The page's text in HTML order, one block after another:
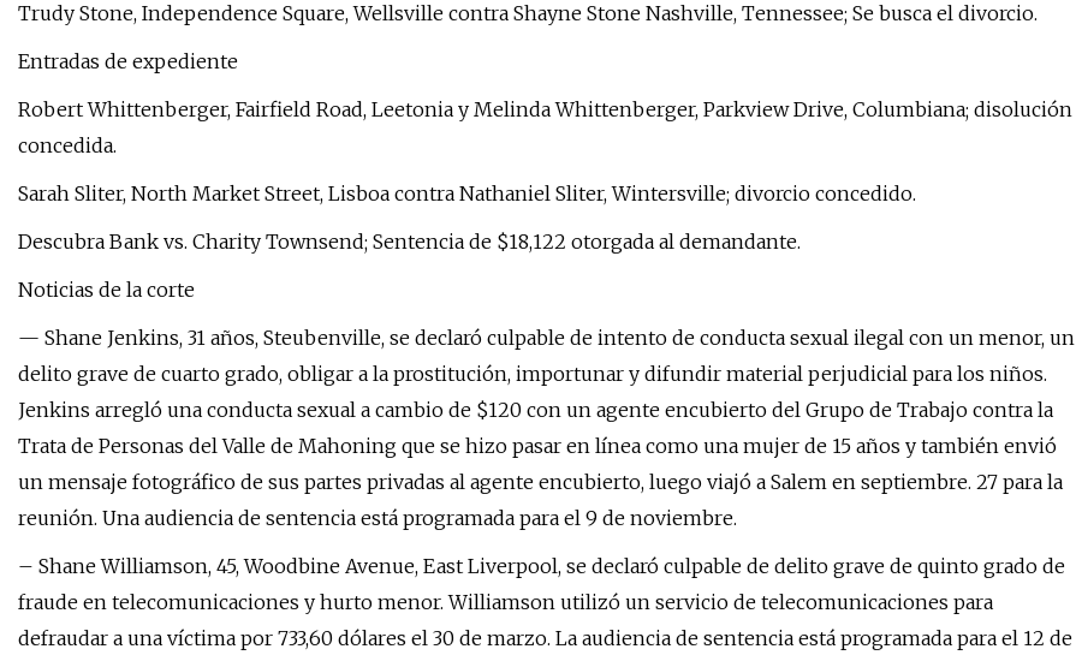
Trudy Stone, Independence Square, Wellsville contra Shayne Stone Nashville, Tennessee; Se busca el divorcio.
Entradas de expediente
Robert Whittenberger, Fairfield Road, Leetonia y Melinda Whittenberger, Parkview Drive, Columbiana; disolución
concedida.
Sarah Sliter, North Market Street, Lisboa contra Nathaniel Sliter, Wintersville; divorcio concedido.
Descubra Bank vs. Charity Townsend; Sentencia de $18,122 otorgada al demandante.
Noticias de la corte
— Shane Jenkins, 31 años, Steubenville, se declaró culpable de intento de conducta sexual ilegal con un menor, un
delito grave de cuarto grado, obligar a la prostitución, importunar y difundir material perjudicial para los niños.
Jenkins arregló una conducta sexual a cambio de $120 con un agente encubierto del Grupo de Trabajo contra la
Trata de Personas del Valle de Mahoning que se hizo pasar en línea como una mujer de 15 años y también envió
un mensaje fotográfico de sus partes privadas al agente encubierto, luego viajó a Salem en septiembre. 27 para la
reunión. Una audiencia de sentencia está programada para el 9 de noviembre.
– Shane Williamson, 45, Woodbine Avenue, East Liverpool, se declaró culpable de delito grave de quinto grado de
fraude en telecomunicaciones y hurto menor. Williamson utilizó un servicio de telecomunicaciones para
defraudar a una víctima por 733,60 dólares el 30 de marzo. La audiencia de sentencia está programada para el 12 de